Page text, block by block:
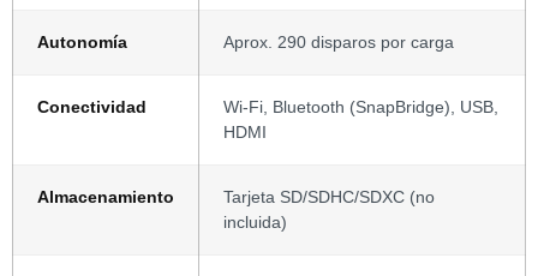
Autonomía Aprox. 290 disparos por carga
Conectividad
Wi-Fi, Bluetooth (SnapBridge), USB,
HDMI
Almacenamiento
Tarjeta SD/SDHC/SDXC (no
incluida)